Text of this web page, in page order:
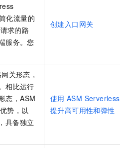
化流量的
请求的路
服务。您
创建入口网关
关形态，
相比运行
态，ASM
势，以
具备独立
使用 ASM Serverless
提升高可用性和弹性
AI Native 的算法工程平台，一站式完成建模、训练、推理服务部署
面向真实软件的智能体编程平台
万有无界
秒悟
云端极速 AI 应用创作平台
0.6B模型媲美235B模型 多模态数据信息提取
模板建站
定制建站
模板小程序
定制小程序
APP 开发
建站系统